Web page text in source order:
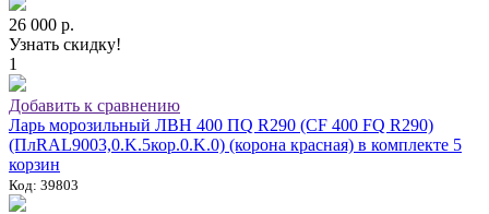
26 000 р.
Узнать скидку!
1
Добавить к сравнению
Ларь морозильный ЛВН 400 ПQ R290 (СF 400 FQ R290)
(ПлRAL9003,0.K.5кор.0.K.0) (корона красная) в комплекте 5
корзин
Код: 39803